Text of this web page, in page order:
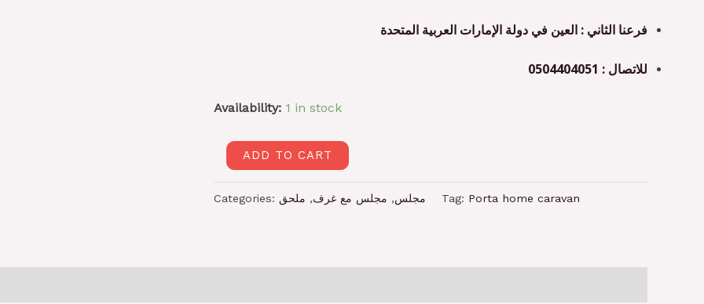
فرعنا الثاني : العين في دولة الإمارات العربية المتحدة
للاتصال : 0504404051
Availability: 1 in stock
ADD TO CART
Categories: مجلس, مجلس مع غرف, ملحق Tag: Porta home caravan